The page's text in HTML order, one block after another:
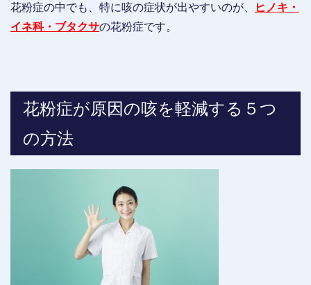
花粉症の中でも、特に咳の症状が出やすいのが、
ヒノキ・
イネ科・ブタクサの花粉症です。
花粉症が原因の咳を軽減する５つ
の方法